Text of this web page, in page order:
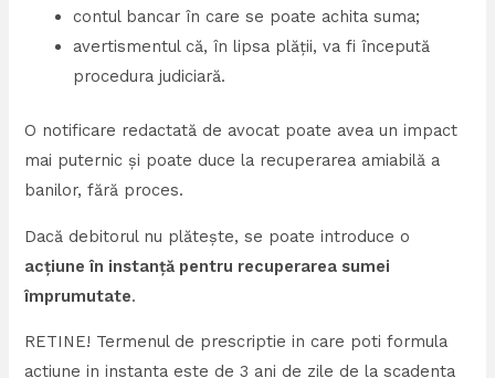
contul bancar în care se poate achita suma;
avertismentul că, în lipsa plății, va fi începută
procedura judiciară.
O notificare redactată de avocat poate avea un impact
mai puternic și poate duce la recuperarea amiabilă a
banilor, fără proces.
Dacă debitorul nu plătește, se poate introduce o
acțiune în instanță pentru recuperarea sumei
împrumutate.
RETINE! Termenul de prescriptie in care poti formula
actiune in instanta este de 3 ani de zile de la scadenta